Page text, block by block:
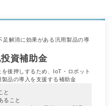
資補助金
足解消に効果がある汎用製品の導
後押しするため、IoT・ロボット
品の導入を支援する補助金
と
ること